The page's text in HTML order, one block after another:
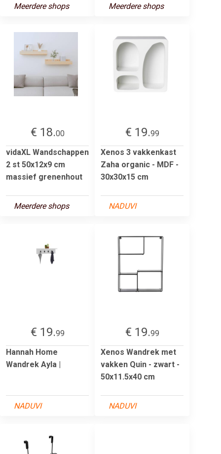
Meerdere shops Meerdere shops
€ 18.00
vidaXL Wandschappen
2 st 50x12x9 cm
massief grenenhout
Meerdere shops
€ 19.99
Xenos 3 vakkenkast
Zaha organic - MDF -
30x30x15 cm
NADUVI
€ 19.99
Hannah Home
Wandrek Ayla |
NADUVI
€ 19.99
Xenos Wandrek met
vakken Quin - zwart -
50x11.5x40 cm
NADUVI